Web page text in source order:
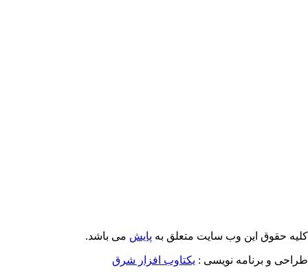
حقوق این وب سایت متعلق بهپایشمی باشد.
و برنامه نویسی : یکتاوب افزار شرق